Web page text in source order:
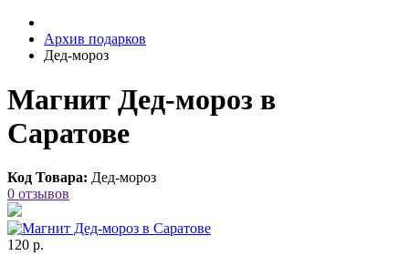
Архив подарков
Дед-мороз
Магнит Дед-мороз в
Саратове
Код Товара: Дед-мороз
0 отзывов
120 р.